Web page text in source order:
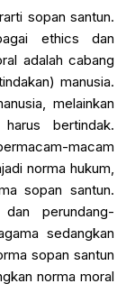
sopan santun.
ethics dan
adalah cabang
manusia.
melainkan
bertindak.
macam
norma hukum,
sopan santun.
perundang-
sedangkan
sopan santun
norma moral